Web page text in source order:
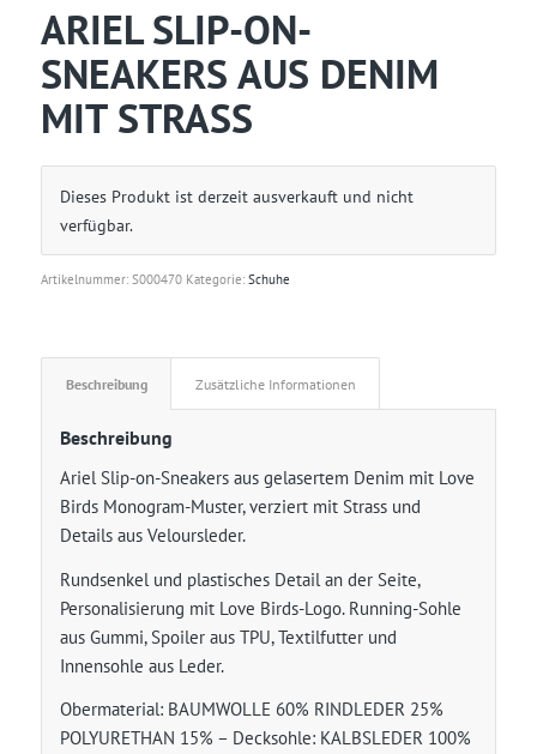
ARIEL SLIP-ON-
SNEAKERS AUS DENIM
MIT STRASS
Dieses Produkt ist derzeit ausverkauft und nicht
verfügbar.
Artikelnummer: S000470 Kategorie: Schuhe
Beschreibung Zusätzliche Informationen
Beschreibung
Ariel Slip-on-Sneakers aus gelasertem Denim mit Love
Birds Monogram-Muster, verziert mit Strass und
Details aus Veloursleder.
Rundsenkel und plastisches Detail an der Seite,
Personalisierung mit Love Birds-Logo. Running-Sohle
aus Gummi, Spoiler aus TPU, Textilfutter und
Innensohle aus Leder.
Obermaterial: BAUMWOLLE 60% RINDLEDER 25%
POLYURETHAN 15% – Decksohle: KALBSLEDER 100%